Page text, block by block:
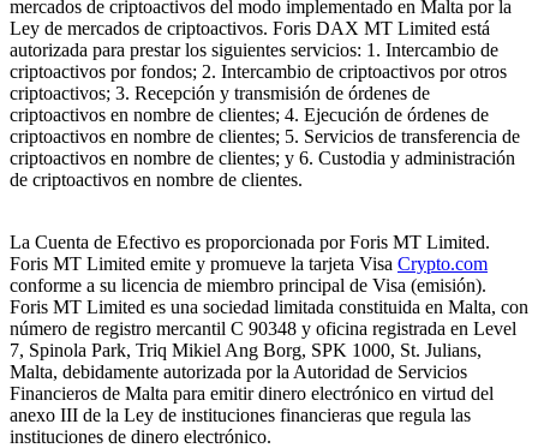
mercados de criptoactivos del modo implementado en Malta por la
Ley de mercados de criptoactivos. Foris DAX MT Limited está
autorizada para prestar los siguientes servicios: 1. Intercambio de
criptoactivos por fondos; 2. Intercambio de criptoactivos por otros
criptoactivos; 3. Recepción y transmisión de órdenes de
criptoactivos en nombre de clientes; 4. Ejecución de órdenes de
criptoactivos en nombre de clientes; 5. Servicios de transferencia de
criptoactivos en nombre de clientes; y 6. Custodia y administración
de criptoactivos en nombre de clientes.
La Cuenta de Efectivo es proporcionada por Foris MT Limited.
Foris MT Limited emite y promueve la tarjeta Visa Crypto.com
conforme a su licencia de miembro principal de Visa (emisión).
Foris MT Limited es una sociedad limitada constituida en Malta, con
número de registro mercantil C 90348 y oficina registrada en Level
7, Spinola Park, Triq Mikiel Ang Borg, SPK 1000, St. Julians,
Malta, debidamente autorizada por la Autoridad de Servicios
Financieros de Malta para emitir dinero electrónico en virtud del
anexo III de la Ley de instituciones financieras que regula las
instituciones de dinero electrónico.